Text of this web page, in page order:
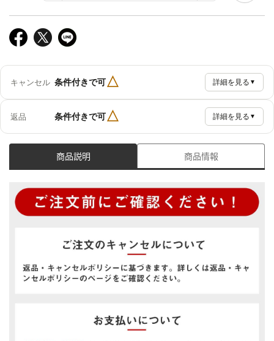
キャンセル 条件付きで可△ 詳細を見る ▼
返品 条件付きで可△ 詳細を見る ▼
商品説明 商品情報